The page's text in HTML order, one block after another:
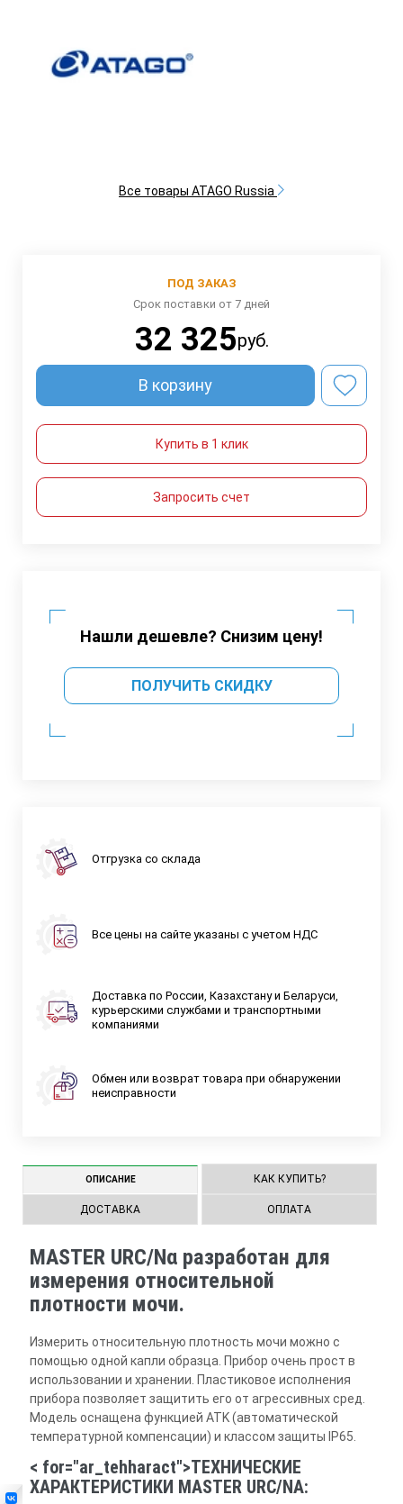
Все товары ATAGO Russia
ПОД ЗАКАЗ
Срок поставки от 7 дней
32 325руб.
В корзину
Купить в 1 клик
Запросить счет
Нашли дешевле? Снизим цену!
ПОЛУЧИТЬ СКИДКУ
Отгрузка со склада
Все цены на сайте указаны с учетом НДС
Доставка по России, Казахстану и Беларуси,
курьерскими службами и транспортными
компаниями
Обмен или возврат товара при обнаружении
неисправности
ОПИСАНИЕ КАК КУПИТЬ?
ДОСТАВКА ОПЛАТА
MASTER URC/Nα разработан для
измерения относительной
плотности мочи.
Измерить относительную плотность мочи можно с
помощью одной капли образца. Прибор очень прост в
использовании и хранении. Пластиковое исполнения
прибора позволяет защитить его от агрессивных сред.
Модель оснащена функцией АТK (автоматической
температурной компенсации) и классом защиты IP65.
< for="ar_tehharact">ТЕХНИЧЕСКИЕ
ХАРАКТЕРИСТИКИ MASTER URC/NΑ: